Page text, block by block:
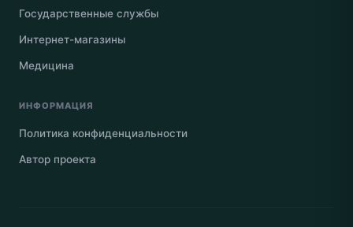
Государственные службы
Интернет-магазины
Медицина
ИНФОРМАЦИЯ
Политика конфиденциальности
Автор проекта